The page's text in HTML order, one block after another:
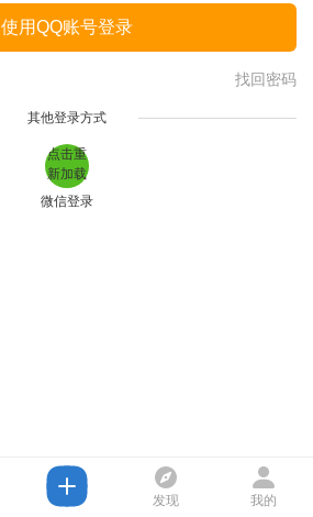
使用QQ账号登录
找回密码
其他登录方式
点击重
新加载
微信登录
发现 我的